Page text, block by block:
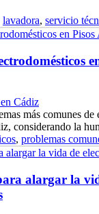
lavadora, servicio
Cádiz
más comunes de
considerando la
, problemas
alargar la